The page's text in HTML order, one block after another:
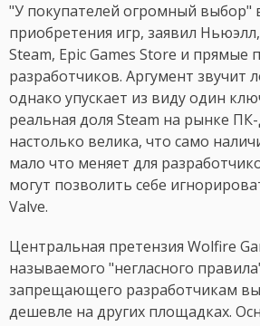
"У покупателей огромный выбор"
приобретения игр, заявил
Steam, Epic Games Store и прямые
разработчиков. Аргумент звучит
однако упускает из виду один
реальная доля Steam на рынке
настолько велика, что само
мало что меняет для
могут позволить себе
Valve.
Центральная претензия Wolfire
называемого "негласного
запрещающего разработчикам
дешевле на других площадках.